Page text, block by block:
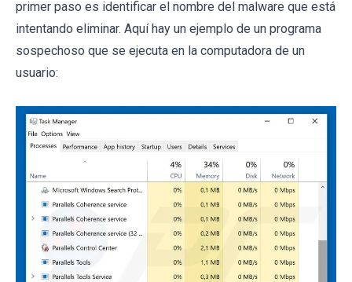
primer paso es identificar el nombre del malware que está
intentando eliminar. Aquí hay un ejemplo de un programa
sospechoso que se ejecuta en la computadora de un
usuario: